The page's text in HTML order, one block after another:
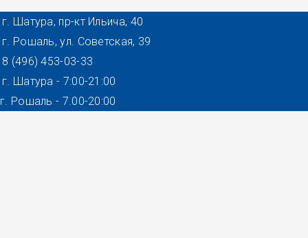
г. Шатура, пр-кт Ильича, 40
г. Рошаль, ул. Советская, 39
8 (496) 453-03-33
г. Шатура - 7:00-21:00
г. Рошаль - 7.00-20:00